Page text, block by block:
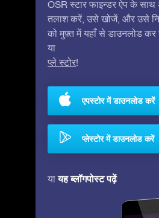
OSR स्टार फाइन्डर ऐप के साथ
तलाश करें, उसे खोजें, और उसे
को मुफ़्त में यहाँ से डाउनलोड
या
प्ले स्टोर!
एपस्टोर में डाउनलोड करें
प्लेस्टोर में डाउनलोड करें
यायह ब्लॉगपोस्ट पढ़ें